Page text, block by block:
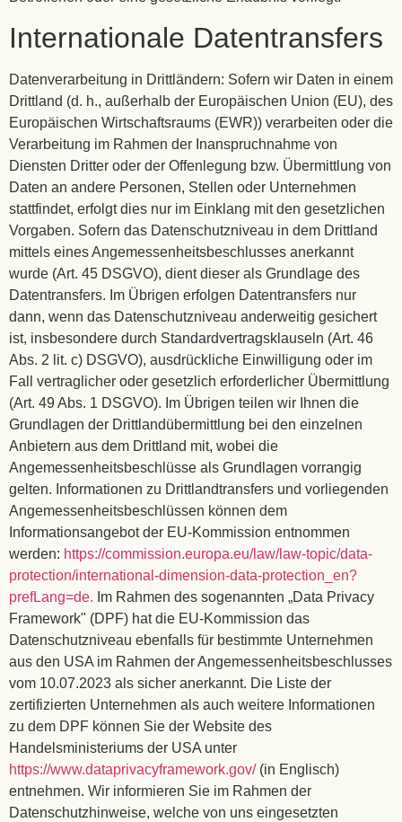
Internationale Datentransfers
Datenverarbeitung in Drittländern: Sofern wir Daten in einem
Drittland (d. h., außerhalb der Europäischen Union (EU), des
Europäischen Wirtschaftsraums (EWR)) verarbeiten oder die
Verarbeitung im Rahmen der Inanspruchnahme von
Diensten Dritter oder der Offenlegung bzw. Übermittlung von
Daten an andere Personen, Stellen oder Unternehmen
stattfindet, erfolgt dies nur im Einklang mit den gesetzlichen
Vorgaben. Sofern das Datenschutzniveau in dem Drittland
mittels eines Angemessenheitsbeschlusses anerkannt
wurde (Art. 45 DSGVO), dient dieser als Grundlage des
Datentransfers. Im Übrigen erfolgen Datentransfers nur
dann, wenn das Datenschutzniveau anderweitig gesichert
ist, insbesondere durch Standardvertragsklauseln (Art. 46
Abs. 2 lit. c) DSGVO), ausdrückliche Einwilligung oder im
Fall vertraglicher oder gesetzlich erforderlicher Übermittlung
(Art. 49 Abs. 1 DSGVO). Im Übrigen teilen wir Ihnen die
Grundlagen der Drittlandübermittlung bei den einzelnen
Anbietern aus dem Drittland mit, wobei die
Angemessenheitsbeschlüsse als Grundlagen vorrangig
gelten. Informationen zu Drittlandtransfers und vorliegenden
Angemessenheitsbeschlüssen können dem
Informationsangebot der EU-Kommission entnommen
werden: https://commission.europa.eu/law/law-topic/data-
protection/international-dimension-data-protection_en?
prefLang=de. Im Rahmen des sogenannten „Data Privacy
Framework" (DPF) hat die EU-Kommission das
Datenschutzniveau ebenfalls für bestimmte Unternehmen
aus den USA im Rahmen der Angemessenheitsbeschlusses
vom 10.07.2023 als sicher anerkannt. Die Liste der
zertifizierten Unternehmen als auch weitere Informationen
zu dem DPF können Sie der Website des
Handelsministeriums der USA unter
https://www.dataprivacyframework.gov/(in Englisch)
entnehmen. Wir informieren Sie im Rahmen der
Datenschutzhinweise, welche von uns eingesetzten